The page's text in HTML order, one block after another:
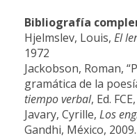
Bibliografía
Hjelmslev, Louis, El
1972
Jackobson, Roman,
gramática de la
tiempo verbal, Ed.
Javary, Cyrille, Los
Gandhi, México, 2009.